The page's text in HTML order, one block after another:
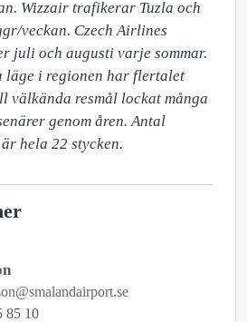
Wizzair trafikerar Tuzla och
veckan. Czech Airlines
juli och augusti varje sommar.
läge i regionen har flertalet
välkända resmål lockat många
genom åren. Antal
hela 22 stycken.
85 10